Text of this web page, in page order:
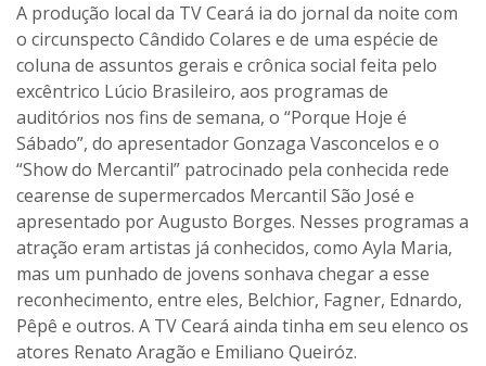
A produção local da TV Ceará ia do jornal da noite com
o circunspecto Cândido Colares e de uma espécie de
coluna de assuntos gerais e crônica social feita pelo
excêntrico Lúcio Brasileiro, aos programas de
auditórios nos fins de semana, o “Porque Hoje é
Sábado”, do apresentador Gonzaga Vasconcelos e o
“Show do Mercantil” patrocinado pela conhecida rede
cearense de supermercados Mercantil São José e
apresentado por Augusto Borges. Nesses programas a
atração eram artistas já conhecidos, como Ayla Maria,
mas um punhado de jovens sonhava chegar a esse
reconhecimento, entre eles, Belchior, Fagner, Ednardo,
Pêpê e outros. A TV Ceará ainda tinha em seu elenco os
atores Renato Aragão e Emiliano Queiróz.